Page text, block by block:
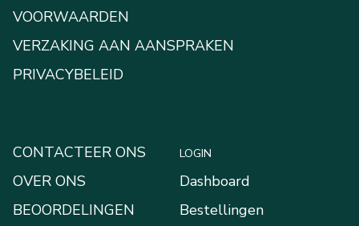
VOORWAARDEN
VERZAKING AAN AANSPRAKEN
PRIVACYBELEID
CONTACTEER ONS
OVER ONS
BEOORDELINGEN
LOGIN
Dashboard
Bestellingen